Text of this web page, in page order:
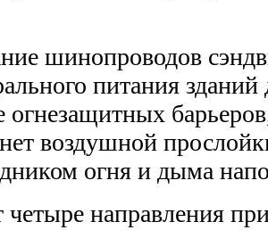
шинопроводов
питания
огнезащитных
воздушной
огня и дыма
четыре направления